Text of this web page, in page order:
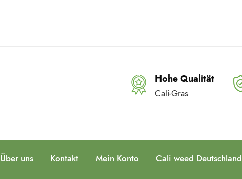
Hohe Qualität
Cali-Gras
Über uns Kontakt Mein Konto Cali weed Deutschland